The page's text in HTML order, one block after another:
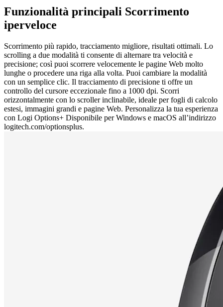
Funzionalità principali Scorrimento
iperveloce
Scorrimento più rapido, tracciamento migliore, risultati ottimali. Lo
scrolling a due modalità ti consente di alternare tra velocità e
precisione; così puoi scorrere velocemente le pagine Web molto
lunghe o procedere una riga alla volta. Puoi cambiare la modalità
con un semplice clic. Il tracciamento di precisione ti offre un
controllo del cursore eccezionale fino a 1000 dpi. Scorri
orizzontalmente con lo scroller inclinabile, ideale per fogli di calcolo
estesi, immagini grandi e pagine Web. Personalizza la tua esperienza
con Logi Options+ Disponibile per Windows e macOS all’indirizzo
logitech.com/optionsplus.